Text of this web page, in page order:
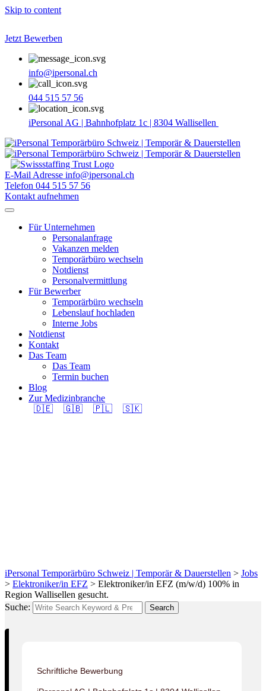
Skip to content
Jetzt Bewerben
info@ipersonal.ch
044 515 57 56
iPersonal AG | Bahnhofplatz 1c | 8304 Wallisellen
E-Mail Adresse info@ipersonal.ch
Telefon 044 515 57 56
Kontakt aufnehmen
Für Unternehmen
Personalanfrage
Vakanzen melden
Temporärbüro wechseln
Notdienst
Personalvermittlung
Für Bewerber
Temporärbüro wechseln
Lebenslauf hochladen
Interne Jobs
Notdienst
Kontakt
Das Team
Das Team
Termin buchen
Blog
Zur Medizinbranche
🇩🇪
🇬🇧 🇵🇱 🇸🇰
iPersonal Temporärbüro Schweiz | Temporär & Dauerstellen > Jobs
> Elektroniker/in EFZ > Elektroniker/in EFZ (m/w/d) 100% in
Region Wallisellen gesucht.
Suche:
Search
Schriftliche Bewerbung